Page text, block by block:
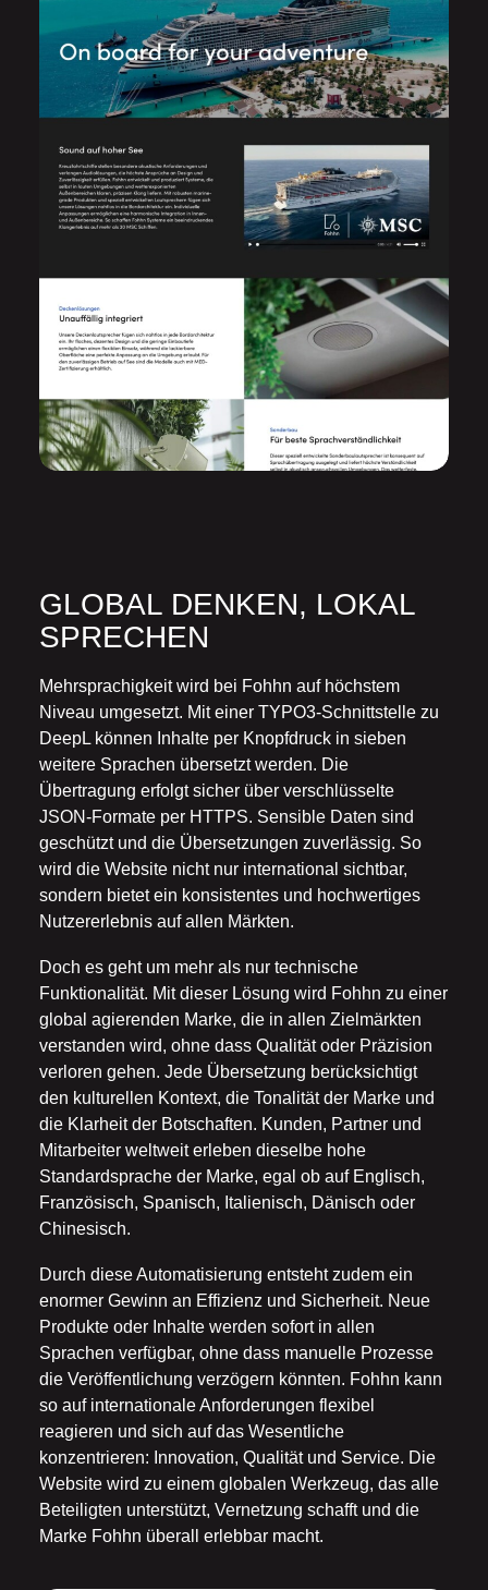
GLOBAL DENKEN, LOKAL
SPRECHEN
Mehrsprachigkeit wird bei Fohhn auf höchstem
Niveau umgesetzt. Mit einer TYPO3-Schnittstelle zu
DeepL können Inhalte per Knopfdruck in sieben
weitere Sprachen übersetzt werden. Die
Übertragung erfolgt sicher über verschlüsselte
JSON-Formate per HTTPS. Sensible Daten sind
geschützt und die Übersetzungen zuverlässig. So
wird die Website nicht nur international sichtbar,
sondern bietet ein konsistentes und hochwertiges
Nutzererlebnis auf allen Märkten.
Doch es geht um mehr als nur technische
Funktionalität. Mit dieser Lösung wird Fohhn zu einer
global agierenden Marke, die in allen Zielmärkten
verstanden wird, ohne dass Qualität oder Präzision
verloren gehen. Jede Übersetzung berücksichtigt
den kulturellen Kontext, die Tonalität der Marke und
die Klarheit der Botschaften. Kunden, Partner und
Mitarbeiter weltweit erleben dieselbe hohe
Standardsprache der Marke, egal ob auf Englisch,
Französisch, Spanisch, Italienisch, Dänisch oder
Chinesisch.
Durch diese Automatisierung entsteht zudem ein
enormer Gewinn an Effizienz und Sicherheit. Neue
Produkte oder Inhalte werden sofort in allen
Sprachen verfügbar, ohne dass manuelle Prozesse
die Veröffentlichung verzögern könnten. Fohhn kann
so auf internationale Anforderungen flexibel
reagieren und sich auf das Wesentliche
konzentrieren: Innovation, Qualität und Service. Die
Website wird zu einem globalen Werkzeug, das alle
Beteiligten unterstützt, Vernetzung schafft und die
Marke Fohhn überall erlebbar macht.